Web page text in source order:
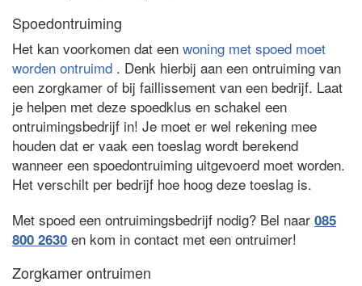
Spoedontruiming
Het kan voorkomen dat een woning met spoed moet
worden ontruimd . Denk hierbij aan een ontruiming van
een zorgkamer of bij faillissement van een bedrijf. Laat
je helpen met deze spoedklus en schakel een
ontruimingsbedrijf in! Je moet er wel rekening mee
houden dat er vaak een toeslag wordt berekend
wanneer een spoedontruiming uitgevoerd moet worden.
Het verschilt per bedrijf hoe hoog deze toeslag is.
Met spoed een ontruimingsbedrijf nodig? Bel naar 085
800 2630 en kom in contact met een ontruimer!
Zorgkamer ontruimen